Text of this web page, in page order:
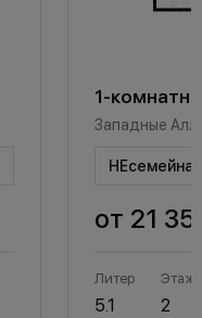
1-
Западные
от 21
Литер
5.1
Этаж
2